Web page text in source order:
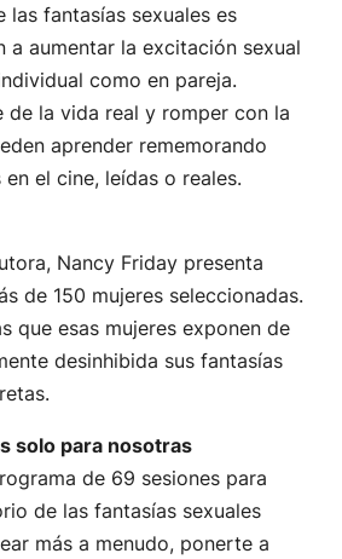
las fantasías sexuales es
a aumentar la excitación sexual
como en pareja.
de la vida real y romper con la
aprender rememorando
el cine, leídas o reales.
Nancy Friday presenta
de 150 mujeres seleccionadas.
que esas mujeres exponen de
desinhibida sus fantasías
solo para nosotras
de 69 sesiones para
de las fantasías sexuales
más a menudo, ponerte a